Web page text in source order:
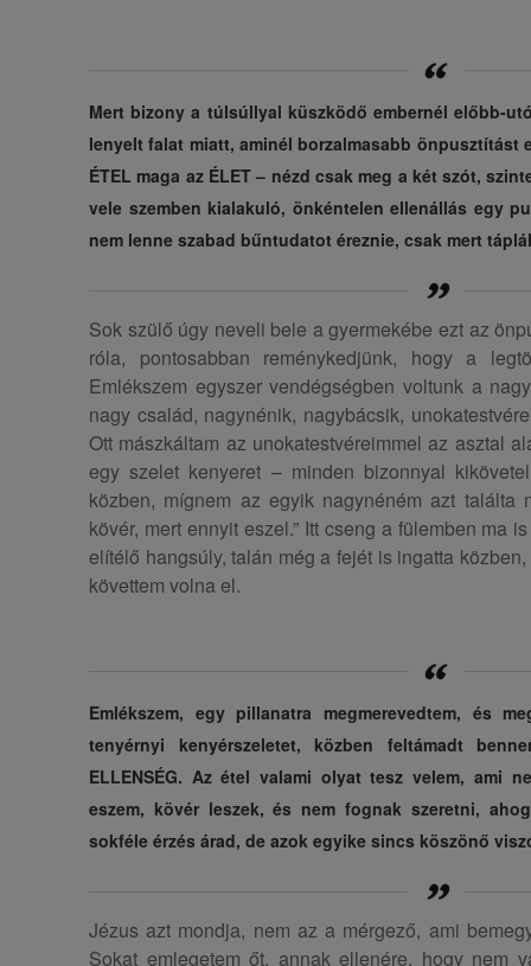
Mert bizony a túlsúllyal küszködő embernél előbb-
lenyelt falat miatt, aminél borzalmasabb önpusztítást
ÉTEL maga az ÉLET – nézd csak meg a két szót,
vele szemben kialakuló, önkéntelen ellenállás egy
nem lenne szabad bűntudatot éreznie, csak mert
Sok szülő úgy neveli bele a gyermekébe ezt az
róla, pontosabban reménykedjünk, hogy a
Emlékszem egyszer vendégségben voltunk a
nagy család, nagynénik, nagybácsik,
Ott mászkáltam az unokatestvéreimmel az asztal
egy szelet kenyeret – minden bizonnyal
közben, mígnem az egyik nagynéném azt találta
kövér, mert ennyit eszel.” Itt cseng a fülemben ma
elítélő hangsúly, talán még a fejét is ingatta
követtem volna el.
Emlékszem, egy pillanatra megmerevedtem, és
tenyérnyi kenyérszeletet, közben feltámadt
ELLENSÉG. Az étel valami olyat tesz velem, ami
eszem, kövér leszek, és nem fognak szeretni,
sokféle érzés árad, de azok egyike sincs köszönő
Jézus azt mondja, nem az a mérgező, ami
Sokat emlegetem őt, annak ellenére, hogy nem